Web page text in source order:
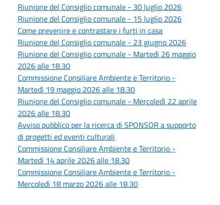
Riunione del Consiglio comunale - 30 luglio 2026
Riunione del Consiglio comunale - 15 luglio 2026
Come prevenire e contrastare i furti in casa
Riunione del Consiglio comunale - 23 giugno 2026
Riunione del Consiglio comunale - Martedì 26 maggio
2026 alle 18.30
Commissione Consiliare Ambiente e Territorio -
Martedì 19 maggio 2026 alle 18.30
Riunione del Consiglio comunale - Mercoledì 22 aprile
2026 alle 18.30
Avviso pubblico per la ricerca di SPONSOR a supporto
di progetti ed eventi culturali
Commissione Consiliare Ambiente e Territorio -
Martedì 14 aprile 2026 alle 18.30
Commissione Consiliare Ambiente e Territorio -
Mercoledì 18 marzo 2026 alle 18.30